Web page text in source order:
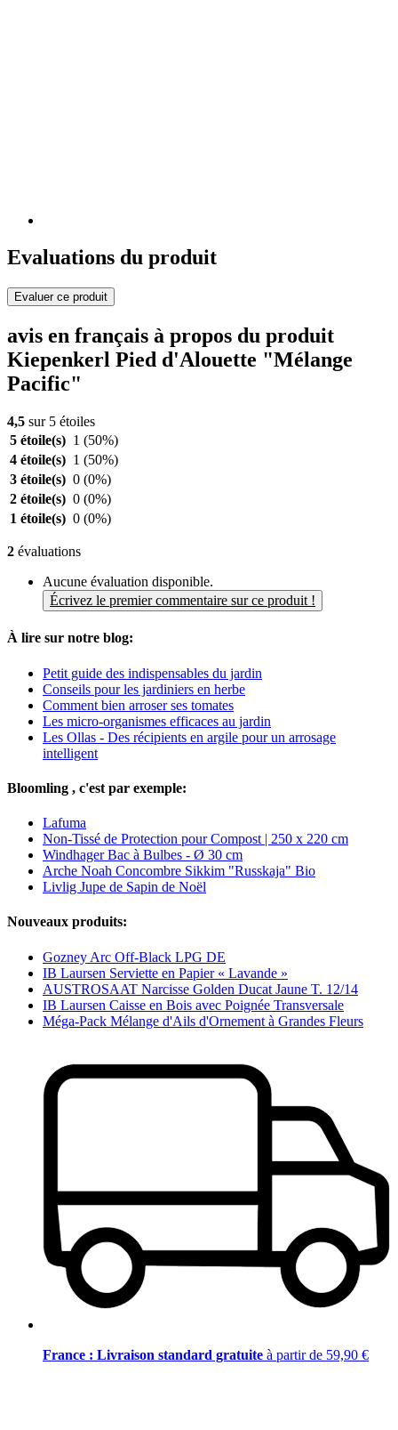
Evaluations du produit
Evaluer ce produit
avis en français à propos du produit
Kiepenkerl Pied d'Alouette "Mélange
Pacific"
4,5 sur 5 étoiles
5 étoile(s) 1 (50%)
4 étoile(s) 1 (50%)
3 étoile(s) 0 (0%)
2 étoile(s) 0 (0%)
1 étoile(s) 0 (0%)
2 évaluations
Aucune évaluation disponible.
Écrivez le premier commentaire sur ce produit !
À lire sur notre blog:
Petit guide des indispensables du jardin
Conseils pour les jardiniers en herbe
Comment bien arroser ses tomates
Les micro-organismes efficaces au jardin
Les Ollas - Des récipients en argile pour un arrosage
intelligent
Bloomling , c'est par exemple:
Lafuma
Non-Tissé de Protection pour Compost | 250 x 220 cm
Windhager Bac à Bulbes - Ø 30 cm
Arche Noah Concombre Sikkim "Russkaja" Bio
Livlig Jupe de Sapin de Noël
Nouveaux produits:
Gozney Arc Off-Black LPG DE
IB Laursen Serviette en Papier « Lavande »
AUSTROSAAT Narcisse Golden Ducat Jaune T. 12/14
IB Laursen Caisse en Bois avec Poignée Transversale
Méga-Pack Mélange d'Ails d'Ornement à Grandes Fleurs
France : Livraison standard gratuite à partir de 59,90 €